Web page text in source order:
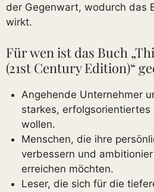
der Gegenwart, wodurch das
wirkt.
Für wen ist das Buch
(21st Century Edition)“
Angehende Unternehmer
starkes,
wollen.
Menschen, die ihre
verbessern und
erreichen möchten.
Leser, die sich für die